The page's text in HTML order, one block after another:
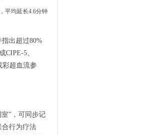
平均延长4.6分钟
出超过80%
CIPE-5、
彩超血流参
”，可同步记
合行为疗法